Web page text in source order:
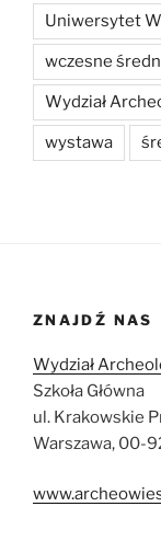
Uniwersytet
wczesne
Wydział
wystawa
ZNAJDŹ NAS
Wydział
Szkoła Główna
ul. Krakowskie
Warszawa, 00-